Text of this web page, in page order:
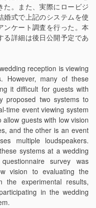
た。また、実際にロービジ
婚式で上記のシステムを使
ンケート調査を行った。本
る詳細は後日公開予定であ
reception is viewing
However, many of these
it difficult for guests with
proposed two systems to
time event viewing system
guests with low vision
and the other is an event
multiple loudspeakers.
systems at a wedding
survey was
vision to evaluating the
the experimental results,
in the wedding